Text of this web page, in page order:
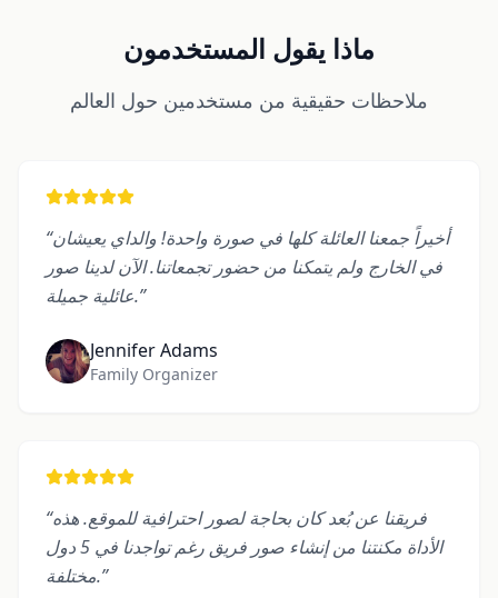
ماذا يقول المستخدمون
ملاحظات حقيقية من مستخدمين حول العالم
“أخيراً جمعنا العائلة كلها في صورة واحدة! والداي يعيشان
في الخارج ولم يتمكنا من حضور تجمعاتنا. الآن لدينا صور
عائلية جميلة.”
Jennifer Adams
Family Organizer
“فريقنا عن بُعد كان بحاجة لصور احترافية للموقع. هذه
الأداة مكنتنا من إنشاء صور فريق رغم تواجدنا في 5 دول
مختلفة.”